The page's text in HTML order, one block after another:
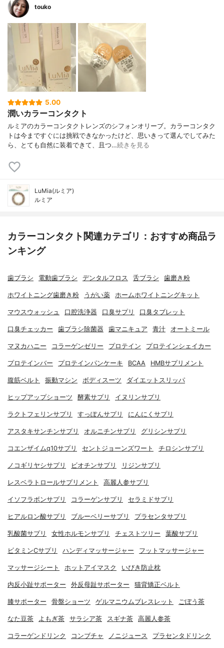
touko
5.00
潤いカラーコンタクト
ルミアのカラーコンタクトレンズのシフォンオリーブ。カラーコンタク
トは今まですぐには挑戦できなかったけど、思いきって選んでしてみた
ら、とても自然に装着できて、且つ…続きを見る
LuMia(ルミア)
ルミア
カラーコンタクト関連カテゴリ：おすすめ商品ラ
ンキング
歯ブラシ 電動歯ブラシ デンタルフロス 舌ブラシ 歯磨き粉
ホワイトニング歯磨き粉 うがい薬 ホームホワイトニングキット
マウスウォッシュ 口腔洗浄器 口臭サプリ 口臭タブレット
口臭チェッカー 歯ブラシ除菌器 歯マニキュア 青汁 オートミール
マヌカハニー コラーゲンゼリー プロテイン プロテインシェイカー
プロテインバー プロテインパンケーキ BCAA HMBサプリメント
腹筋ベルト 振動マシン ボディスーツ ダイエットスリッパ
ヒップアップショーツ 酵素サプリ イヌリンサプリ
ラクトフェリンサプリ すっぽんサプリ にんにくサプリ
アスタキサンチンサプリ オルニチンサプリ グリシンサプリ
コエンザイムq10サプリ セントジョーンズワート チロシンサプリ
ノコギリヤシサプリ ビオチンサプリ リジンサプリ
レスベラトロールサプリメント 高麗人参サプリ
イソフラボンサプリ コラーゲンサプリ セラミドサプリ
ヒアルロン酸サプリ ブルーベリーサプリ プラセンタサプリ
乳酸菌サプリ 女性ホルモンサプリ チェストツリー 葉酸サプリ
ビタミンCサプリ ハンディマッサージャー フットマッサージャー
マッサージシート ホットアイマスク いびき防止枕
内反小趾サポーター 外反母趾サポーター 猫背矯正ベルト
膝サポーター 骨盤ショーツ ゲルマニウムブレスレット ごぼう茶
なた豆茶 よもぎ茶 サラシア茶 スギナ茶 高麗人参茶
コラーゲンドリンク コンブチャ ノニジュース プラセンタドリンク